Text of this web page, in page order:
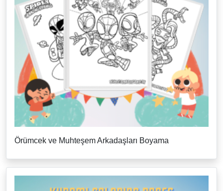
Örümcek ve Muhteşem Arkadaşları Boyama